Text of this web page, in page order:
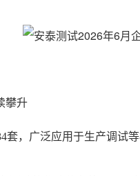
攀升
套，广泛应用于生产调试